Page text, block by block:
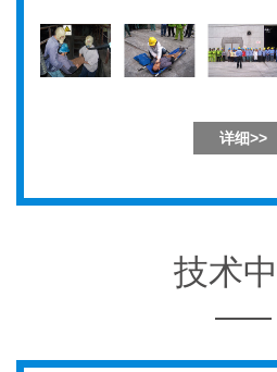
详细>>
技术